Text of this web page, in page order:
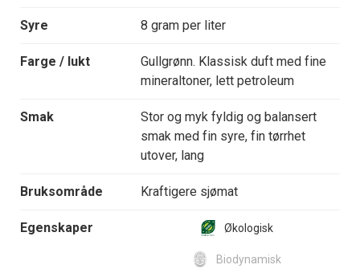
Syre 8 gram per liter
Farge / lukt
Gullgrønn. Klassisk duft med fine
mineraltoner, lett petroleum
Smak
Stor og myk fyldig og balansert
smak med fin syre, fin tørrhet
utover, lang
Bruksområde Kraftigere sjømat
Egenskaper Økologisk
Biodynamisk